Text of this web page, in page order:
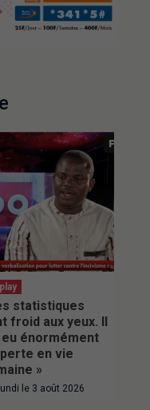
statistiques
froid aux yeux. Il
eu énormément
en vie
»
lundi le 3 août 2026